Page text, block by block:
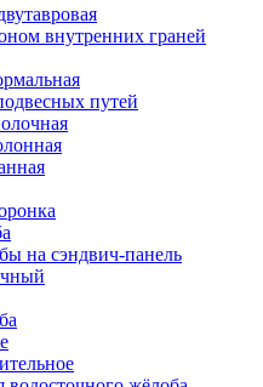
внутренних граней
путей
на сэндвич-панель